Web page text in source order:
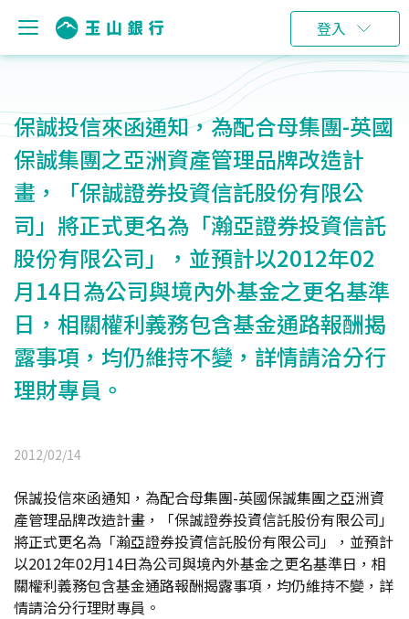
登入
保誠投信來函通知，為配合母集團-英國
保誠集團之亞洲資產管理品牌改造計
畫，「保誠證券投資信託股份有限公
司」將正式更名為「瀚亞證券投資信託
股份有限公司」，並預計以2012年02
月14日為公司與境內外基金之更名基準
日，相關權利義務包含基金通路報酬揭
露事項，均仍維持不變，詳情請洽分行
理財專員。
2012/02/14
保誠投信來函通知，為配合母集團-英國保誠集團之亞洲資
產管理品牌改造計畫，「保誠證券投資信託股份有限公司」
將正式更名為「瀚亞證券投資信託股份有限公司」，並預計
以2012年02月14日為公司與境內外基金之更名基準日，相
關權利義務包含基金通路報酬揭露事項，均仍維持不變，詳
情請洽分行理財專員。